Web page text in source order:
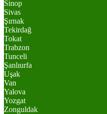
Sinop
Sivas
Şırnak
Tekirdağ
Tokat
Trabzon
Tunceli
Şanlıurfa
Uşak
Van
Yalova
Yozgat
Zonguldak